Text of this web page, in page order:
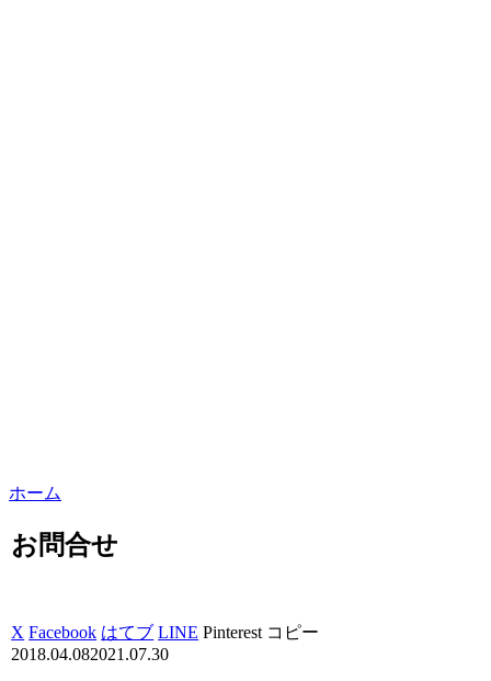
ホーム
お問合せ
X Facebook はてブ LINE Pinterest コピー
2018.04.082021.07.30